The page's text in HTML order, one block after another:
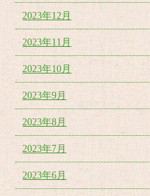
2023年12月
2023年11月
2023年10月
2023年9月
2023年8月
2023年7月
2023年6月